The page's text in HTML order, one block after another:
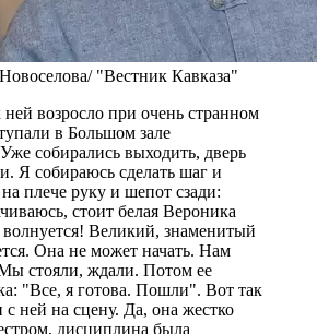
"Вестник Кавказа"
возросло при очень странном
в Большом зале
собирались выходить, дверь
Я собираюсь сделать шаг и
плече руку и шепот сзади:
стоит белая Вероника
Великий, знаменитый
Она не может начать. Нам
стояли, ждали. Потом ее
"Все, я готова. Пошли". Вот так
ней на сцену. Да, она жестко
дисциплина была